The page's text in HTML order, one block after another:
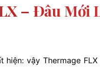
– Đâu Mới
vậy Thermage